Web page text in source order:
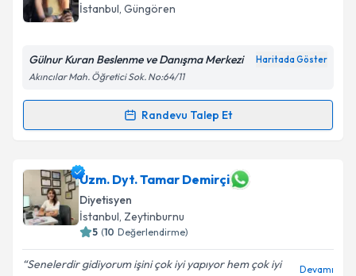
İstanbul, Güngören
Gülnur Kuran Beslenme ve Danışma Merkezi Haritada Göster
Akıncılar Mah. Öğretici Sok. No:64/11
Randevu Talep Et
Randevu Takvimi Talebi
Dyt. Gülnur Kuraniçin randevu takvimi talebi
oluşturun. Size bu uzmandan randevu almanız için bir
takvim hazırlandığında e-posta ile bilgilendireceğiz.
E-posta Adresiniz
Uzm. Dyt. Tamar Demirçi
Diyetisyen
İstanbul, Zeytinburnu
5 (10 Değerlendirme)
Senelerdir gidiyorum işini çok iyi yapıyor hem çok iyi
Devamı